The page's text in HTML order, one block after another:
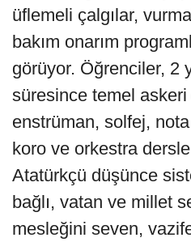
üflemeli çalgılar,
bakım onarım
görüyor. Öğrenciler, 2
süresince temel askeri
enstrüman, solfej,
koro ve orkestra
Atatürkçü düşünce
bağlı, vatan ve millet
mesleğini seven,